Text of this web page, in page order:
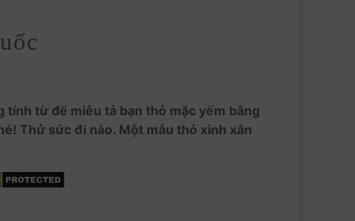
từ để miêu tả bạn thỏ mặc yếm bằng
Thử sức đi nào. Một mẫu thỏ xinh xắn